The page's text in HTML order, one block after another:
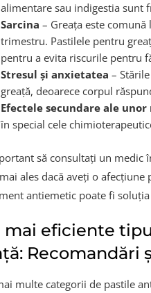
alimentare sau indigestia sunt
Sarcina – Greața este
trimestru. Pastilele pentru
pentru a evita riscurile pentru
Stresul și anxietatea –
greață, deoarece corpul
Efectele secundare ale
în special cele
să consultați un medic
ales dacă aveți o
antiemetic poate fi
mai eficiente
Recomandări
multe categorii de pastile